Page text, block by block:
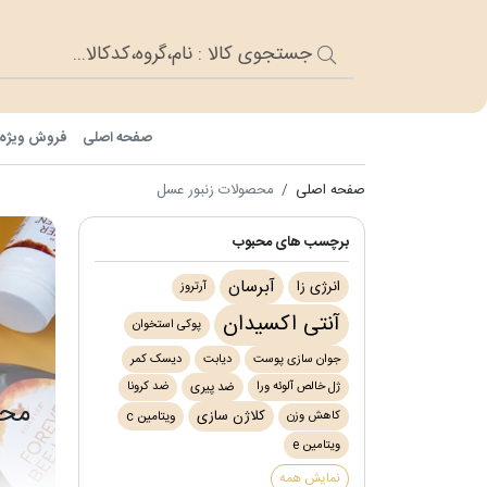
صفحه اصلی فروش
صفحه اصلی محصولات زنبور عسل
برچسب های محبوب
انرژی زا
آبرسان آرتروز
آنتی اکسیدان
پوکی استخوان
جوان سازی پوست
دیابت
دیسک کمر
ژل خالص آلوئه ورا
ضد پیری
ضد کرونا
کاهش وزن
کلاژن سازی
ویتامین c
ویتامین e
نمایش همه